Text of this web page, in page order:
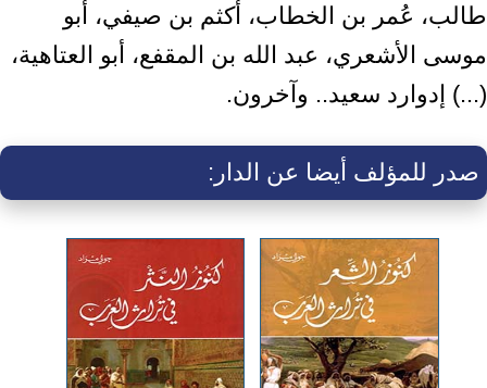
طالب، عُمر بن الخطاب، أكثم بن صيفي، أبو
موسى الأشعري، عبد الله بن المقفع، أبو العتاهية،
(...) إدوارد سعيد.. وآخرون.
صدر للمؤلف أيضا عن الدار: